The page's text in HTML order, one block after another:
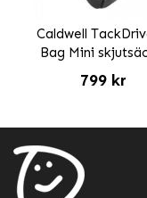
Caldwell
Bag Mini
799 kr